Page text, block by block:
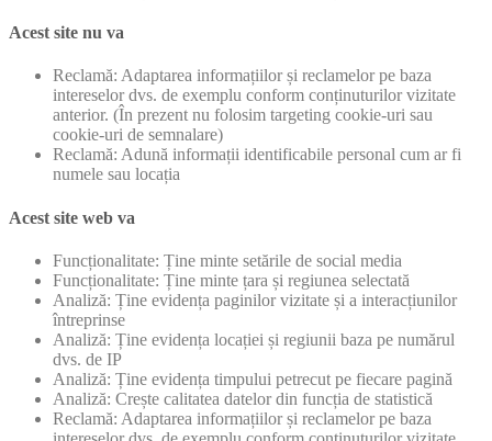
Acest site nu va
Reclamă: Adaptarea informațiilor și reclamelor pe baza
intereselor dvs. de exemplu conform conținuturilor vizitate
anterior. (În prezent nu folosim targeting cookie-uri sau
cookie-uri de semnalare)
Reclamă: Adună informații identificabile personal cum ar fi
numele sau locația
Acest site web va
Funcționalitate: Ține minte setările de social media
Funcționalitate: Ține minte țara și regiunea selectată
Analiză: Ține evidența paginilor vizitate și a interacțiunilor
întreprinse
Analiză: Ține evidența locației și regiunii baza pe numărul
dvs. de IP
Analiză: Ține evidența timpului petrecut pe fiecare pagină
Analiză: Crește calitatea datelor din funcția de statistică
Reclamă: Adaptarea informațiilor și reclamelor pe baza